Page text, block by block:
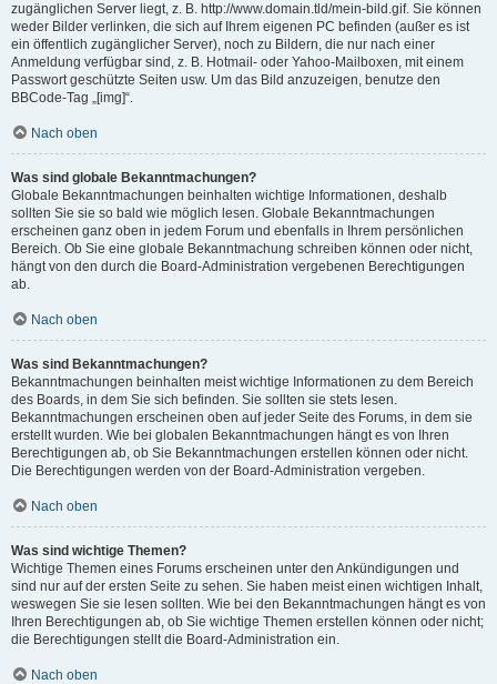
zugänglichen Server liegt, z. B. http://www.domain.tld/mein-bild.gif. Sie können
weder Bilder verlinken, die sich auf Ihrem eigenen PC befinden (außer es ist
ein öffentlich zugänglicher Server), noch zu Bildern, die nur nach einer
Anmeldung verfügbar sind, z. B. Hotmail- oder Yahoo-Mailboxen, mit einem
Passwort geschützte Seiten usw. Um das Bild anzuzeigen, benutze den
BBCode-Tag „[img]“.
Nach oben
Was sind globale Bekanntmachungen?
Globale Bekanntmachungen beinhalten wichtige Informationen, deshalb
sollten Sie sie so bald wie möglich lesen. Globale Bekanntmachungen
erscheinen ganz oben in jedem Forum und ebenfalls in Ihrem persönlichen
Bereich. Ob Sie eine globale Bekanntmachung schreiben können oder nicht,
hängt von den durch die Board-Administration vergebenen Berechtigungen
ab.
Nach oben
Was sind Bekanntmachungen?
Bekanntmachungen beinhalten meist wichtige Informationen zu dem Bereich
des Boards, in dem Sie sich befinden. Sie sollten sie stets lesen.
Bekanntmachungen erscheinen oben auf jeder Seite des Forums, in dem sie
erstellt wurden. Wie bei globalen Bekanntmachungen hängt es von Ihren
Berechtigungen ab, ob Sie Bekanntmachungen erstellen können oder nicht.
Die Berechtigungen werden von der Board-Administration vergeben.
Nach oben
Was sind wichtige Themen?
Wichtige Themen eines Forums erscheinen unter den Ankündigungen und
sind nur auf der ersten Seite zu sehen. Sie haben meist einen wichtigen Inhalt,
weswegen Sie sie lesen sollten. Wie bei den Bekanntmachungen hängt es von
Ihren Berechtigungen ab, ob Sie wichtige Themen erstellen können oder nicht;
die Berechtigungen stellt die Board-Administration ein.
Nach oben